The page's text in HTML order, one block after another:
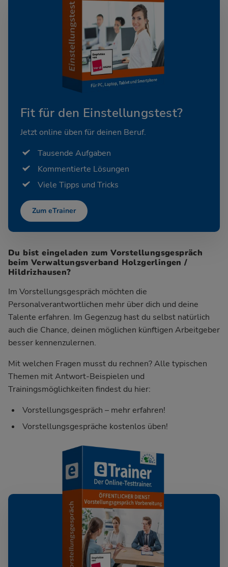
Fit für den Einstellungstest?
Jetzt online üben für deinen Beruf.
Tausende Aufgaben
Kommentierte Lösungen
Viele Tipps und Tricks
Zum eTrainer
Du bist eingeladen zum Vorstellungsgespräch
beim Verwaltungsverband Holzgerlingen /
Hildrizhausen?
Im Vorstellungsgespräch möchten die
Personalverantwortlichen mehr über dich und deine
Talente erfahren. Im Gegenzug hast du selbst natürlich
auch die Chance, deinen möglichen künftigen Arbeitgeber
besser kennenzulernen.
Mit welchen Fragen musst du rechnen? Alle typischen
Themen mit Antwort-Beispielen und
Trainingsmöglichkeiten findest du hier:
Vorstellungsgespräch – mehr erfahren!
Vorstellungsgespräche kostenlos üben!